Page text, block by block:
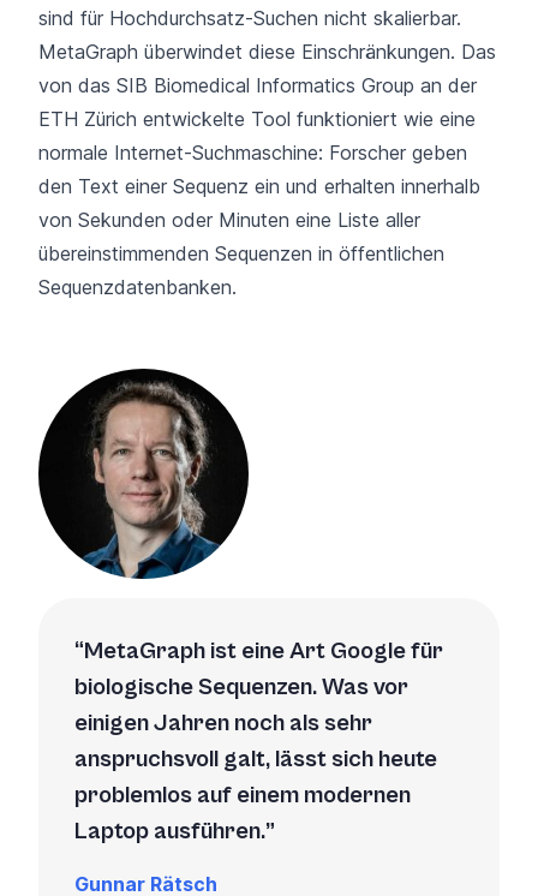
sind für Hochdurchsatz-Suchen nicht skalierbar.
MetaGraph überwindet diese Einschränkungen. Das
von das SIB Biomedical Informatics Group an der
ETH Zürich entwickelte Tool funktioniert wie eine
normale Internet-Suchmaschine: Forscher geben
den Text einer Sequenz ein und erhalten innerhalb
von Sekunden oder Minuten eine Liste aller
übereinstimmenden Sequenzen in öffentlichen
Sequenzdatenbanken.
MetaGraph ist eine Art Google für
biologische Sequenzen. Was vor
einigen Jahren noch als sehr
anspruchsvoll galt, lässt sich heute
problemlos auf einem modernen
Laptop ausführen.
Gunnar Rätsch